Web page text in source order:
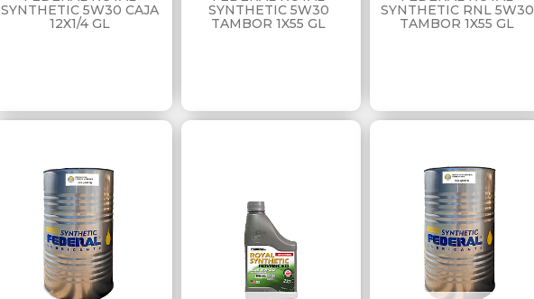
SYNTHETIC 5W30 CAJA
12X1/4 GL
SYNTHETIC 5W30
TAMBOR 1X55 GL
SYNTHETIC RNL 5W30
TAMBOR 1X55 GL